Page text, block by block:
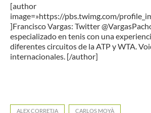
[author
image=»https://pbs.twimg.com/
]Francisco Vargas: Twitter
especializado en tenis con una
diferentes circuitos de la ATP y WTA.
internacionales. [/author]
ALEX CORRETJA CARLOS MOYÀ